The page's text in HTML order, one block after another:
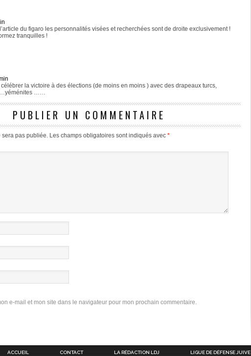
du figaro les personnalités visées et recherchées sont de droite exclusivement !
tranquilles !
la victoire à des élections (de moins en moins ) avec des drapeaux turcs,
……
PUBLIER UN COMMENTAIRE
sera pas publiée. Les champs obligatoires sont indiqués avec *
e-mail et mon site dans le navigateur pour mon prochain commentaire.
ACCUEIL CONTACT LA RÉDACTION LDJ LIGUE DE DÉFENSE JUIVE